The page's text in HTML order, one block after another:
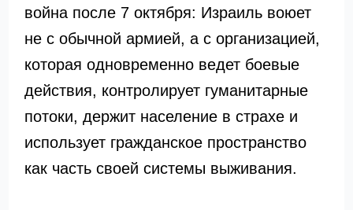
война после 7 октября: Израиль воюет
не с обычной армией, а с организацией,
которая одновременно ведет боевые
действия, контролирует гуманитарные
потоки, держит население в страхе и
использует гражданское пространство
как часть своей системы выживания.